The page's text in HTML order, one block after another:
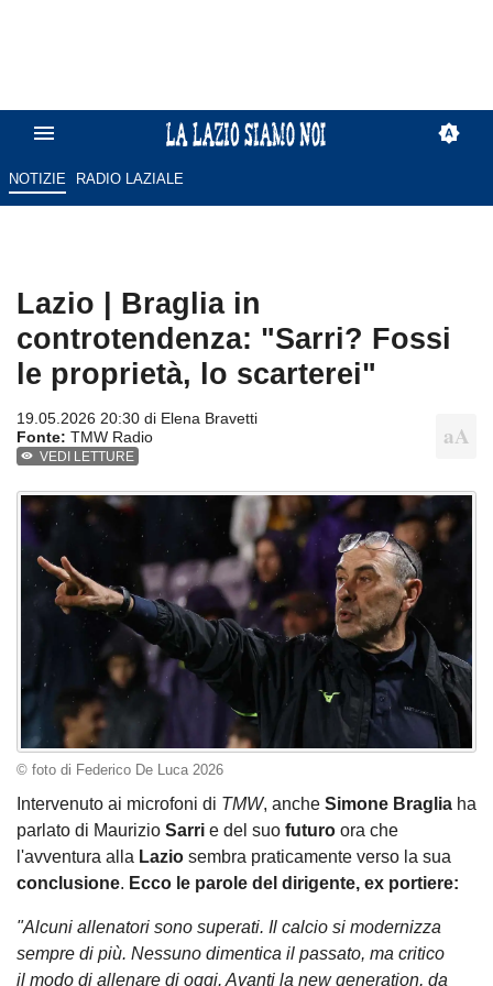
NOTIZIE RADIO LAZIALE
Lazio | Braglia in
controtendenza: "Sarri? Fossi
le proprietà, lo scarterei"
19.05.2026 20:30 di Elena Bravetti
Fonte: TMW Radio
VEDI LETTURE
© foto di Federico De Luca 2026
Intervenuto ai microfoni di TMW, anche Simone Braglia ha
parlato di Maurizio Sarri e del suo futuro ora che
l'avventura alla Lazio sembra praticamente verso la sua
conclusione. Ecco le parole del dirigente, ex portiere:
"Alcuni allenatori sono superati. Il calcio si modernizza
sempre di più. Nessuno dimentica il passato, ma critico
il modo di allenare di oggi. Avanti la new generation, da